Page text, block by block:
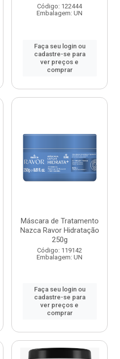
Código: 122444
Embalagem: UN
Faça seu login ou
cadastre-se para
ver preços e
comprar
Máscara de Tratamento
Nazca Ravor Hidratação
250g
Código: 119142
Embalagem: UN
Faça seu login ou
cadastre-se para
ver preços e
comprar